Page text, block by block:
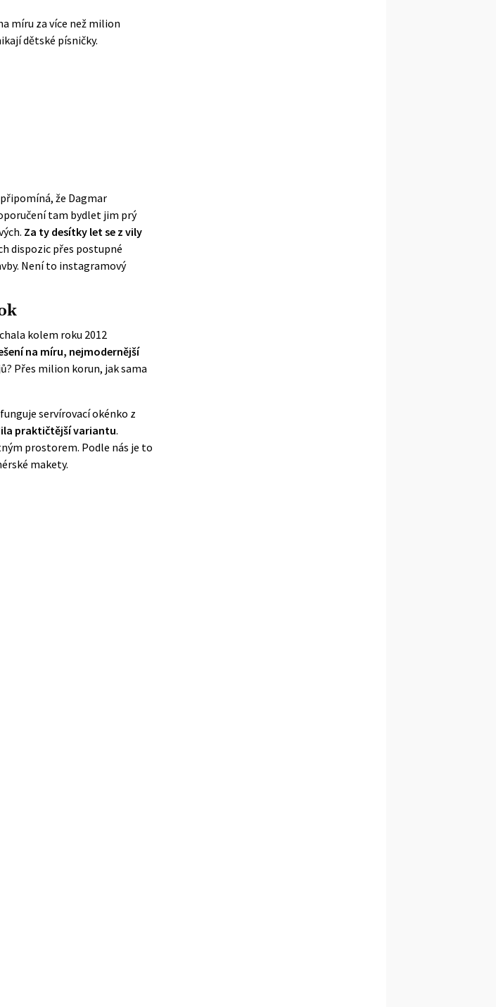
míru za více než milion
dětské písničky.
že Dagmar
tam bydlet jim prý
Za ty desítky let se z vily
dispozic přes postupné
Není to instagramový
kolem roku 2012
na míru, nejmodernější
Přes milion korun, jak sama
servírovací okénko z
praktičtější variantu.
prostorem. Podle nás je to
makety.